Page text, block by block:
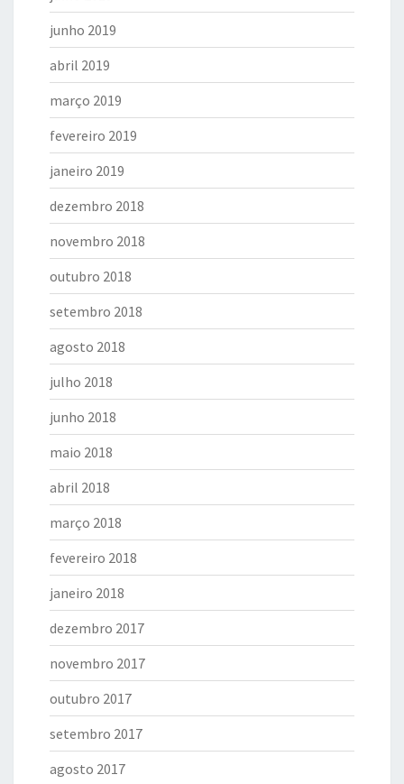
junho 2019
abril 2019
março 2019
fevereiro 2019
janeiro 2019
dezembro 2018
novembro 2018
outubro 2018
setembro 2018
agosto 2018
julho 2018
junho 2018
maio 2018
abril 2018
março 2018
fevereiro 2018
janeiro 2018
dezembro 2017
novembro 2017
outubro 2017
setembro 2017
agosto 2017